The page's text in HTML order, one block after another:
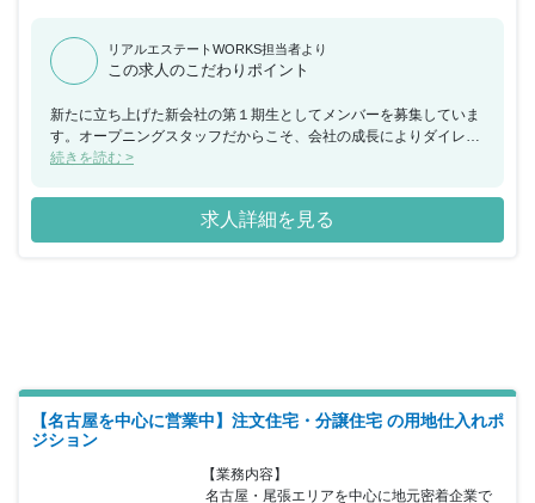
リアルエステートWORKS担当者より
この求人のこだわりポイント
新たに立ち上げた新会社の第１期生としてメンバーを募集していま
す。オープニングスタッフだからこそ、会社の成長によりダイレク
トに関わる事ができ、昇給や昇格のチャンスも多くある環境となっ
続きを読む >
求人詳細を見る
【名古屋を中心に営業中】注文住宅・分譲住宅 の用地仕入れポ
ジション
【業務内容】